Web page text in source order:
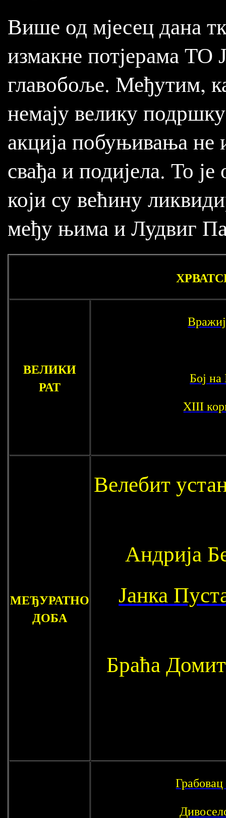
Више од мјесец дана
измакне потјерама
главобоље. Међутим,
немају велику
акција побуњивања
свађа и подијела. То
који су већину
међу њима и Лудвиг
ВЕЛИКИ
РАТ
Бој
XIII
МЕЂУРАТНО
ДОБА
Велебит
Андрија
Јанка
Браћа